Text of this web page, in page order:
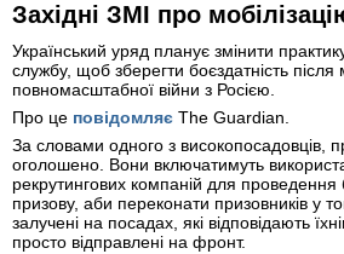
Західні ЗМІ про
Український уряд планує змінити
службу, щоб зберегти боєздатність після
повномасштабної війни з Росією.
Про це повідомляє The Guardian.
За словами одного з високопосадовців,
оголошено. Вони включатимуть
рекрутингових компаній для
призову, аби переконати призовників у
залучені на посадах, які відповідають
просто відправлені на фронт.